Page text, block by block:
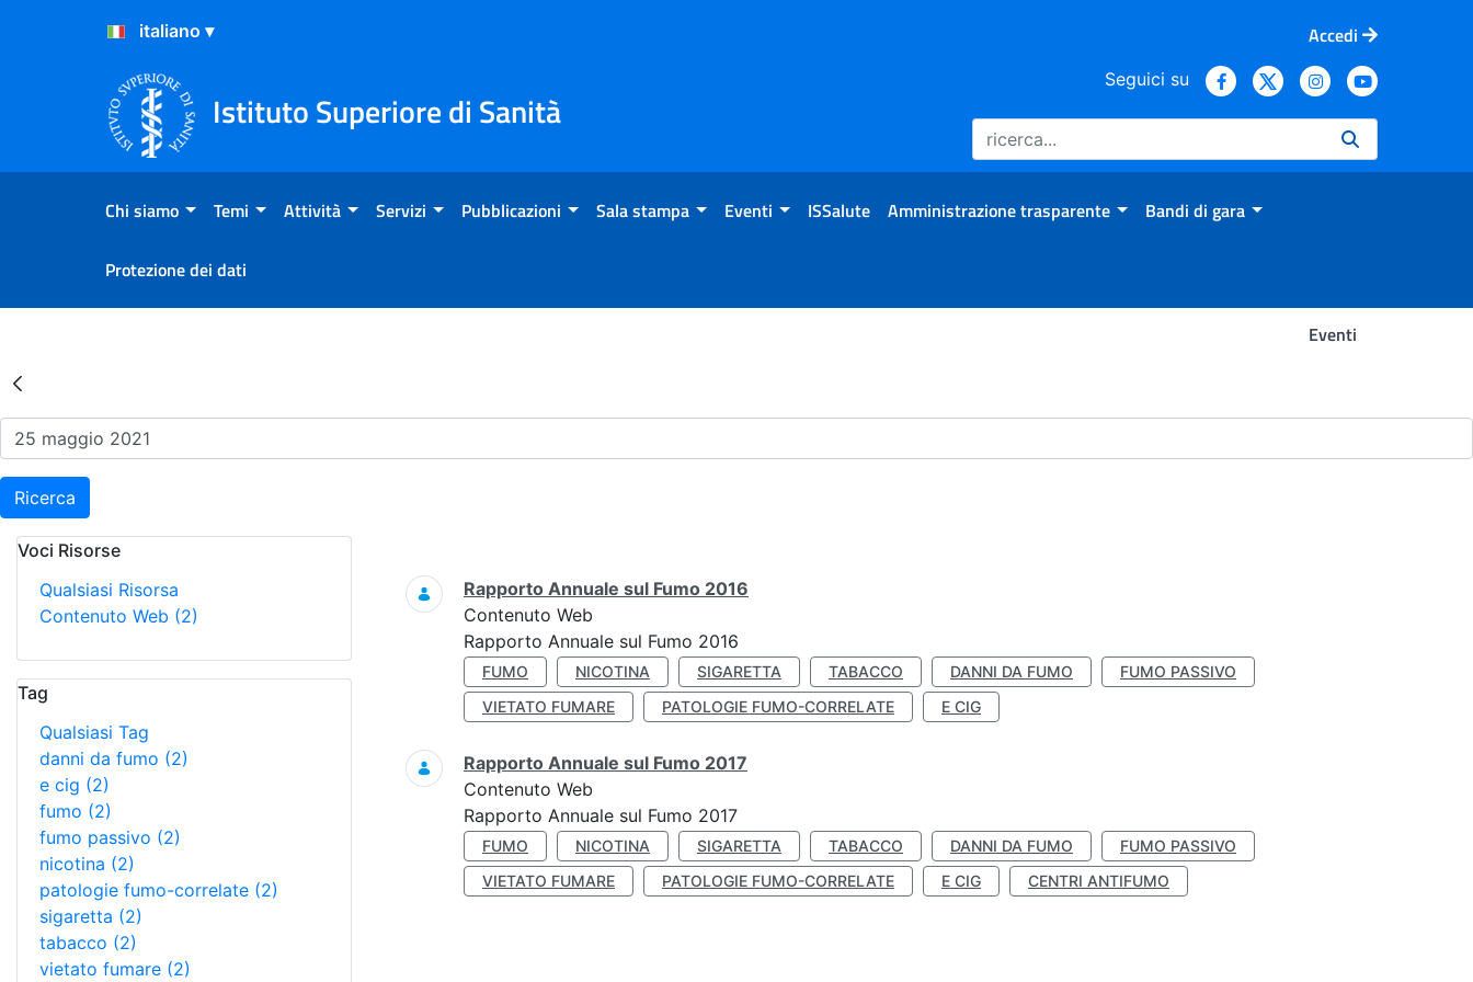
Salta al Contenuto
Salta al Footer
Accedi
Istituto Superiore di Sanità
Seguici su
Chi siamo Temi Attività Servizi Pubblicazioni Sala stampa Eventi ISSalute Amministrazione trasparente Bandi di gara
Protezione dei dati
Eventi
Risultati della Ricerca - Eventi
Ricerca
Voci Risorse
Qualsiasi Risorsa
Contenuto Web (2)
Tag
Qualsiasi Tag
danni da fumo (2)
e cig (2)
fumo (2)
fumo passivo (2)
nicotina (2)
patologie fumo-correlate (2)
sigaretta (2)
tabacco (2)
vietato fumare (2)
Ricerca
Rapporto Annuale sul Fumo 2016
Contenuto Web
Rapporto Annuale sul Fumo 2016
FUMO NICOTINA SIGARETTA TABACCO DANNI DA FUMO
FUMO PASSIVO
VIETATO FUMARE
PATOLOGIE FUMO-CORRELATE E CIG
Rapporto Annuale sul Fumo 2017
Contenuto Web
Rapporto Annuale sul Fumo 2017
FUMO NICOTINA SIGARETTA TABACCO DANNI DA FUMO
FUMO PASSIVO
VIETATO FUMARE
PATOLOGIE FUMO-CORRELATE E CIG CENTRI ANTIFUMO